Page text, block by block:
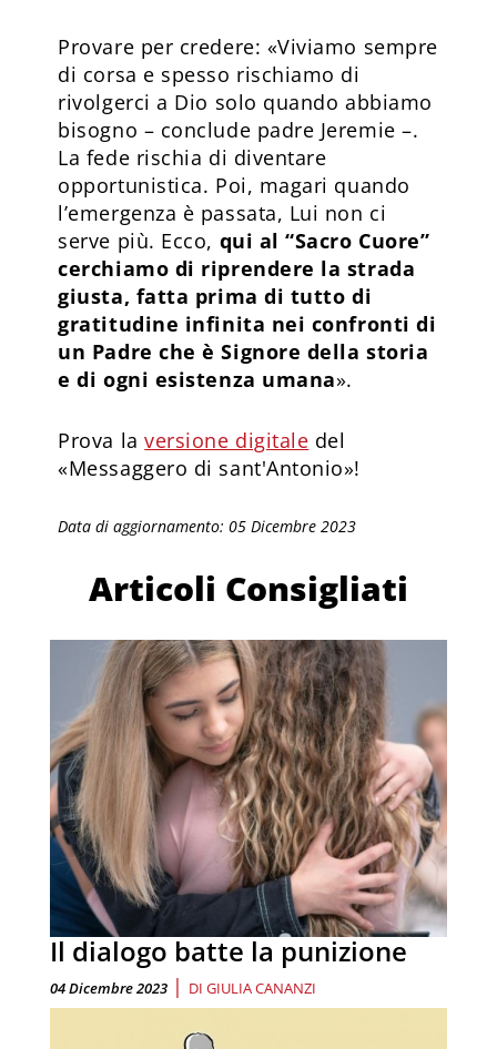
Provare per credere: «Viviamo sempre
di corsa e spesso rischiamo di
rivolgerci a Dio solo quando abbiamo
bisogno – conclude padre Jeremie –.
La fede rischia di diventare
opportunistica. Poi, magari quando
l’emergenza è passata, Lui non ci
serve più. Ecco, qui al “Sacro Cuore”
cerchiamo di riprendere la strada
giusta, fatta prima di tutto di
gratitudine infinita nei confronti di
un Padre che è Signore della storia
e di ogni esistenza umana».
Prova laversione digitale del
«Messaggero di sant'Antonio»!
Data di aggiornamento: 05 Dicembre 2023
Articoli Consigliati
Il dialogo batte la punizione
04 Dicembre 2023 | DI GIULIA CANANZI